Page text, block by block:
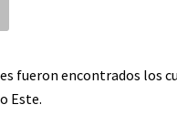
fueron encontrados los
Este.